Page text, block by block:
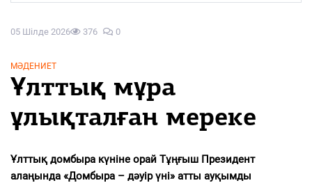
05 Шілде 2026 376 0
МӘДЕНИЕТ
Ұлттық мұра
ұлықталған мереке
Ұлттық домбыра күніне орай Тұңғыш Президент
алаңында «Домбыра – дәуір үні» атты ауқымды